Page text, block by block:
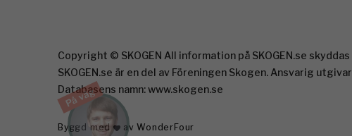
På väg
Copyright © SKOGEN All information på SKOGEN.se
SKOGEN.se är en del av Föreningen Skogen. Ansvarig
Databasens namn: www.skogen.se
Byggd med av WonderFour